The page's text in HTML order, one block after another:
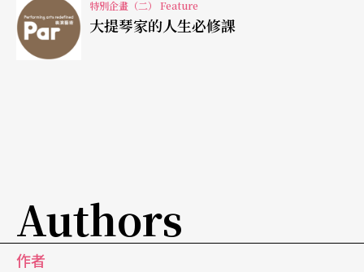
足以跨越時空文化的疆界、甚至人類的認知的限
度，你無法將之局限於「十七、十八世紀音樂」的
與我的理念不謀而合。
Q：如果將您與「雲門」的合作演出，視為一種室
特別企畫（二） Feature
大提琴家的人生必修課
Authors
作者